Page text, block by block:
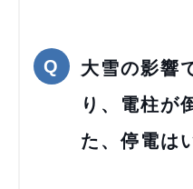
大雪の影響
り、電柱が
た、停電は